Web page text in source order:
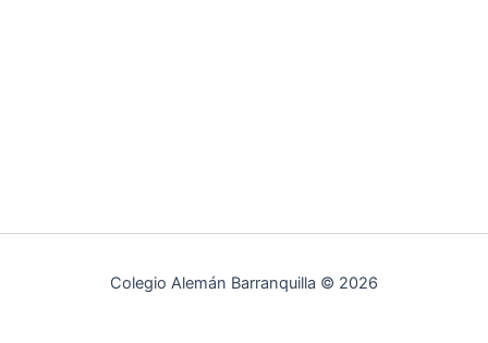
Colegio Alemán Barranquilla © 2026